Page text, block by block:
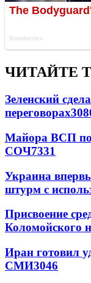
ЧИТАЙТЕ
Зеленский
переговорах
Майора ВСП
СОЧ7331
Украина
штурм с
Присвоение
Коломойского
Иран готовил
СМИ3046